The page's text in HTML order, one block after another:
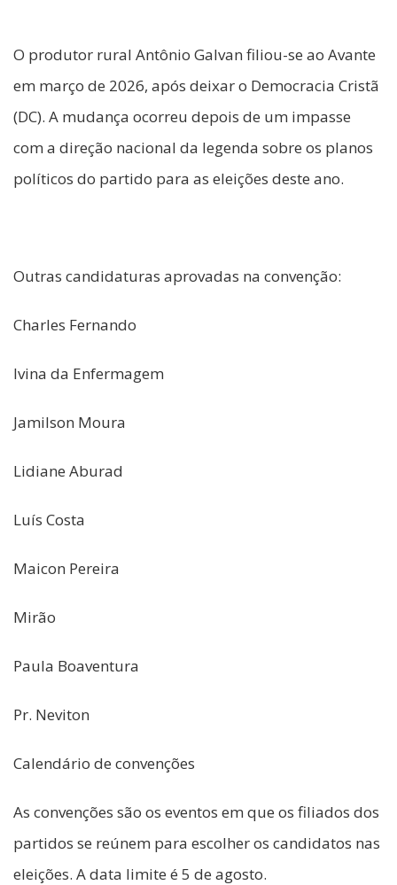
O produtor rural Antônio Galvan filiou-se ao Avante
em março de 2026, após deixar o Democracia Cristã
(DC). A mudança ocorreu depois de um impasse
com a direção nacional da legenda sobre os planos
políticos do partido para as eleições deste ano.
Outras candidaturas aprovadas na convenção:
Charles Fernando
Ivina da Enfermagem
Jamilson Moura
Lidiane Aburad
Luís Costa
Maicon Pereira
Mirão
Paula Boaventura
Pr. Neviton
Calendário de convenções
As convenções são os eventos em que os filiados dos
partidos se reúnem para escolher os candidatos nas
eleições. A data limite é 5 de agosto.